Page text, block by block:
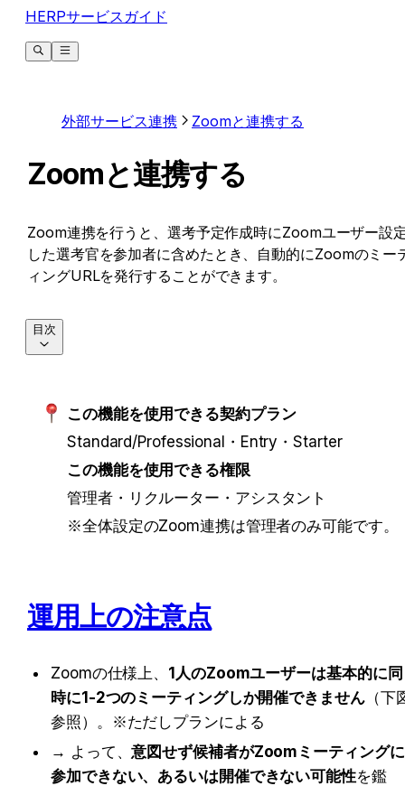
HERPサービスガイド
外部サービス連携 Zoomと連携する
Zoomと連携する
Zoom連携を行うと、選考予定作成時にZoomユーザー設
した選考官を参加者に含めたとき、自動的にZoomのミー
ィングURLを発行することができます。
この機能を使用できる契約プラン
Standard/Professional・Entry・Starter
この機能を使用できる権限
管理者・リクルーター・アシスタント
※全体設定のZoom連携は管理者のみ可能です。
運用上の注意点
Zoomの仕様上、 1人のZoomユーザーは基本的に同
時に1-2つのミーティングしか開催できません（下
参照）。※ただしプランによる
→ よって、意図せず候補者がZoomミーティングに
参加できない、あるいは開催できない可能性を鑑
目次